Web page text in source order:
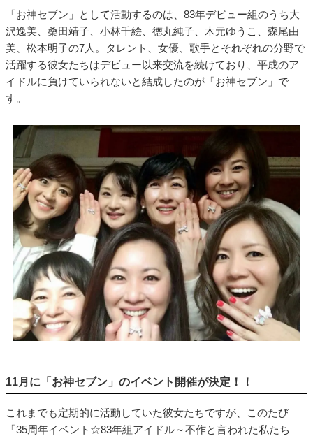
「お神セブン」として活動するのは、83年デビュー組のうち大
沢逸美、桑田靖子、小林千絵、徳丸純子、木元ゆうこ、森尾由
美、松本明子の7人。タレント、女優、歌手とそれぞれの分野で
活躍する彼女たちはデビュー以来交流を続けており、平成のア
イドルに負けていられないと結成したのが「お神セブン」で
す。
11月に「お神セブン」のイベント開催が決定！！
これまでも定期的に活動していた彼女たちですが、このたび
「35周年イベント☆83年組アイドル～不作と言われた私たち